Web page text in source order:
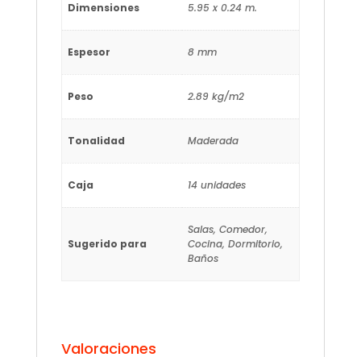
Dimensiones 5.95 x 0.24 m.
Espesor 8 mm
Peso 2.89 kg/m2
Tonalidad Maderada
Caja 14 unidades
Sugerido para
Salas, Comedor,
Cocina, Dormitorio,
Baños
Valoraciones